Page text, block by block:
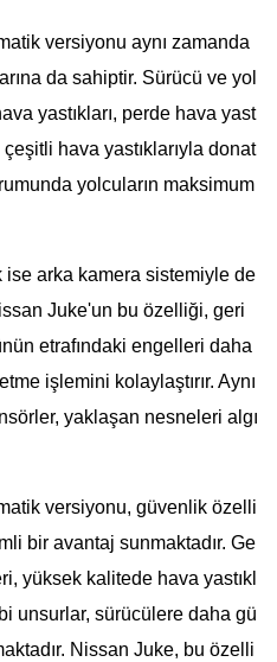
versiyonu aynı zamanda
da sahiptir. Sürücü ve yol
yastıkları, perde hava yast
çeşitli hava yastıklarıyla donat
yolcuların maksimum
arka kamera sistemiyle de
Juke'un bu özelliği, geri
etrafındaki engelleri daha
işlemini kolaylaştırır. Aynı
yaklaşan nesneleri algı
versiyonu, güvenlik özelli
bir avantaj sunmaktadır. Ge
yüksek kalitede hava yastıkl
unsurlar, sürücülere daha gü
Nissan Juke, bu özelli